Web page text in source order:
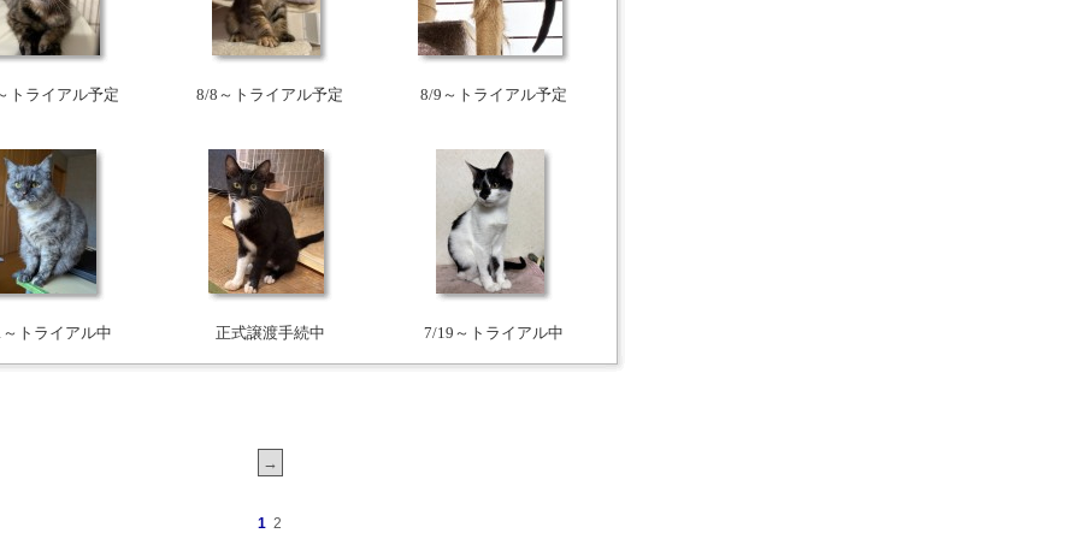
トライアル予定 8/8～トライアル予定 8/9～トライアル予定
トライアル中 正式譲渡手続中 7/19～トライアル中
1 2